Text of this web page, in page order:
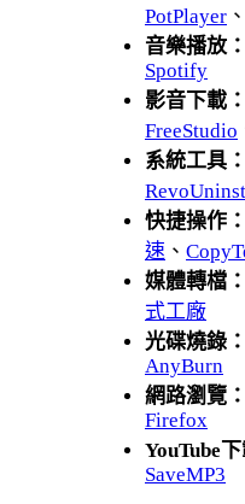
PotPlayer 、
音樂播放：
Spotify
影音下載：
FreeStudio
系統工具：
快捷操作：
速 、
媒體轉檔：
式工廠
光碟燒錄：
AnyBurn
網路瀏覽：
Firefox
YouTube
SaveMP3